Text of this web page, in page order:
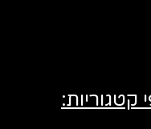
קטגוריות: